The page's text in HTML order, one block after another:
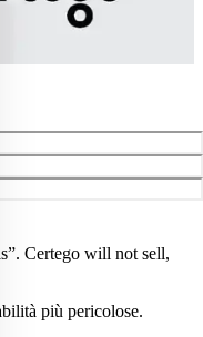
. Certego will not sell,
più pericolose.